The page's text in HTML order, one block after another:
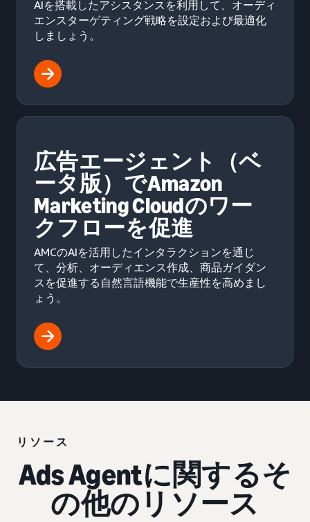
AIを搭載したアシスタンスを利用して、オーディ
エンスターゲティング戦略を設定および最適化
しましょう。
広告エージェント（ベ
ータ版）でAmazon
Marketing Cloudのワー
クフローを促進
AMCのAIを活用したインタラクションを通じ
て、分析、オーディエンス作成、商品ガイダン
スを促進する自然言語機能で生産性を高めまし
ょう。
リソース
Ads Agentに関するそ
の他のリソース